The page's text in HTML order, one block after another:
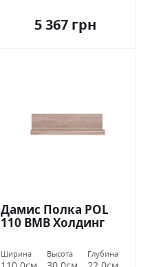
5 367 грн
Дамис Полка POL
110 ВМВ Холдинг
Ширина Высота Глубина